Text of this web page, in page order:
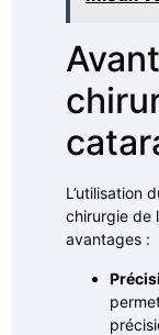
L’utilisation
chirurgie de
avantages :